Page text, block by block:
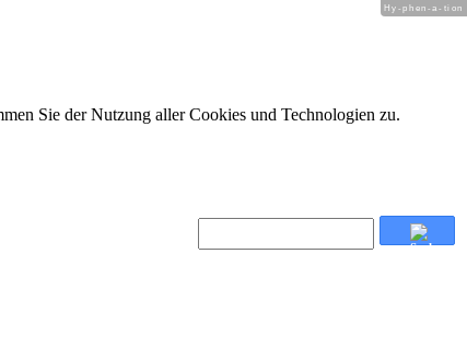
Sie der Nutzung aller Cookies und Technologien zu.
Hy-phen-a-tion